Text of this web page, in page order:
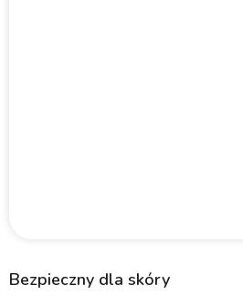
Bezpieczny dla skóry